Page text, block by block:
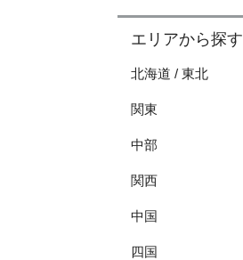
エリアから探す
北海道 / 東北
関東
中部
関西
中国
四国